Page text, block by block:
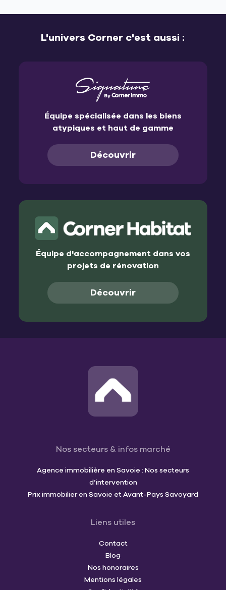
L'univers Corner c'est aussi :
Équipe spécialisée dans les biens
atypiques et haut de gamme
Découvrir
Équipe d'accompagnement dans vos
projets de rénovation
Découvrir
Nos secteurs & infos marché
Agence immobilière en Savoie : Nos secteurs
d’intervention
Prix immobilier en Savoie et Avant-Pays Savoyard
Liens utiles
Contact
Blog
Nos honoraires
Mentions légales